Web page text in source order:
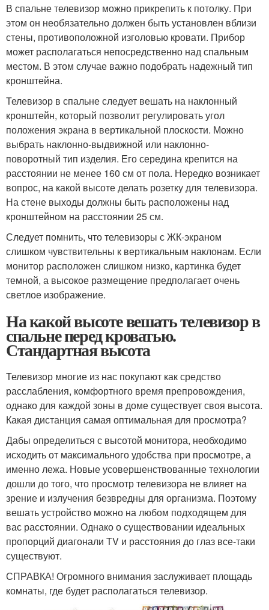
В спальне телевизор можно прикрепить к потолку. При
этом он необязательно должен быть установлен вблизи
стены, противоположной изголовью кровати. Прибор
может располагаться непосредственно над спальным
местом. В этом случае важно подобрать надежный тип
кронштейна.
Телевизор в спальне следует вешать на наклонный
кронштейн, который позволит регулировать угол
положения экрана в вертикальной плоскости. Можно
выбрать наклонно-выдвижной или наклонно-
поворотный тип изделия. Его середина крепится на
расстоянии не менее 160 см от пола. Нередко возникает
вопрос, на какой высоте делать розетку для телевизора.
На стене выходы должны быть расположены над
кронштейном на расстоянии 25 см.
Следует помнить, что телевизоры с ЖК-экраном
слишком чувствительны к вертикальным наклонам. Если
монитор расположен слишком низко, картинка будет
темной, а высокое размещение предполагает очень
светлое изображение.
На какой высоте вешать телевизор в
спальне перед кроватью.
Стандартная высота
Телевизор многие из нас покупают как средство
расслабления, комфортного время препровождения,
однако для каждой зоны в доме существует своя высота.
Какая дистанция самая оптимальная для просмотра?
Дабы определиться с высотой монитора, необходимо
исходить от максимального удобства при просмотре, а
именно лежа. Новые усовершенствованные технологии
дошли до того, что просмотр телевизора не влияет на
зрение и излучения безвредны для организма. Поэтому
вешать устройство можно на любом подходящем для
вас расстоянии. Однако о существовании идеальных
пропорций диагонали TV и расстояния до глаз все-таки
существуют.
СПРАВКА! Огромного внимания заслуживает площадь
комнаты, где будет располагаться телевизор.